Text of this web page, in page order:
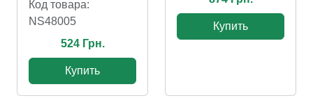
Код товара:
NS48005
524 Грн.
Купить
Купить